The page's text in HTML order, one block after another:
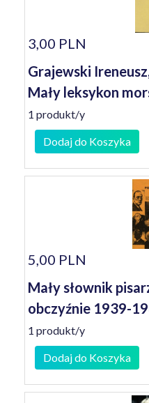
3,00 PLN
Grajewski
Mały leksykon
1 produkt/y
Dodaj do Koszyka
5,00 PLN
Mały słownik
obczyźnie 1939-
1 produkt/y
Dodaj do Koszyka